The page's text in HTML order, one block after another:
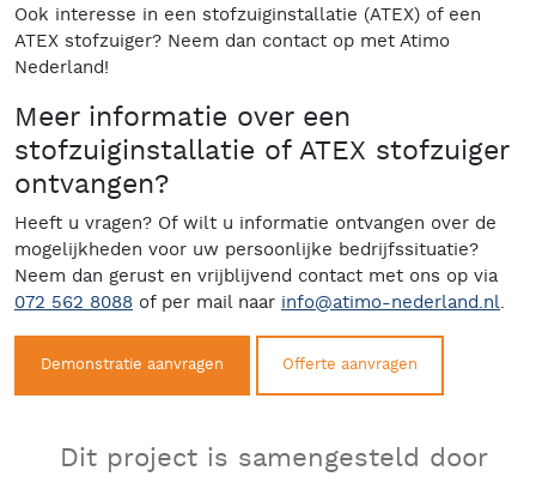
Ook interesse in een stofzuiginstallatie (ATEX) of een
ATEX stofzuiger? Neem dan contact op met Atimo
Nederland!
Meer informatie over een
stofzuiginstallatie of ATEX stofzuiger
ontvangen?
Heeft u vragen? Of wilt u informatie ontvangen over de
mogelijkheden voor uw persoonlijke bedrijfssituatie?
Neem dan gerust en vrijblijvend contact met ons op via
072 562 8088 of per mail naar info@atimo-nederland.nl.
Demonstratie aanvragen Offerte aanvragen
Dit project is samengesteld door